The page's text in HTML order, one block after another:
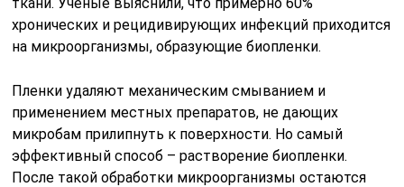
хронических и рецидивирующих инфекций приходится
на микроорганизмы, образующие биопленки.
Пленки удаляют механическим смыванием и
применением местных препаратов, не дающих
микробам прилипнуть к поверхности. Но самый
эффективный способ – растворение биопленки.
После такой обработки микроорганизмы остаются